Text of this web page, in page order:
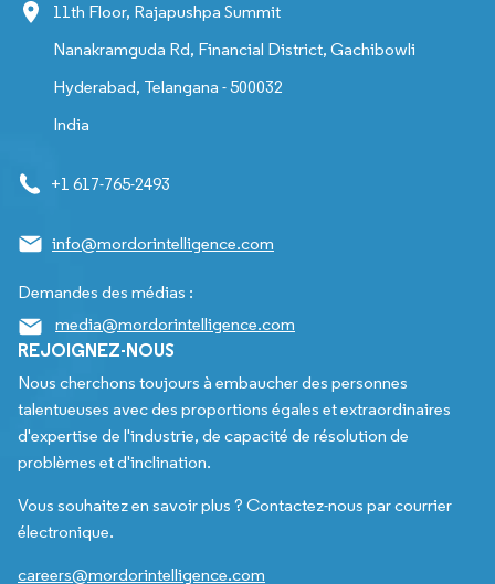
11th Floor, Rajapushpa Summit
Nanakramguda Rd, Financial District, Gachibowli
Hyderabad, Telangana - 500032
India
+1 617-765-2493
info@mordorintelligence.com
Demandes des médias :
media@mordorintelligence.com
REJOIGNEZ-NOUS
Nous cherchons toujours à embaucher des personnes
talentueuses avec des proportions égales et extraordinaires
d'expertise de l'industrie, de capacité de résolution de
problèmes et d'inclination.
Vous souhaitez en savoir plus ? Contactez-nous par courrier
électronique.
careers@mordorintelligence.com